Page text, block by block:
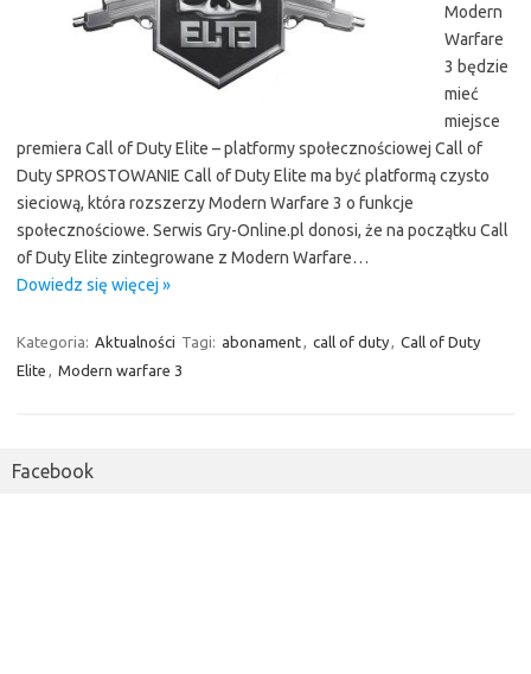
Modern
Warfare
3 będzie
mieć
miejsce
premiera Call of Duty Elite – platformy społecznościowej Call of
Duty SPROSTOWANIE Call of Duty Elite ma być platformą czysto
sieciową, która rozszerzy Modern Warfare 3 o funkcje
społecznościowe. Serwis Gry-Online.pl donosi, że na początku Call
of Duty Elite zintegrowane z Modern Warfare…
Dowiedz się więcej »
Kategoria: Aktualności Tagi: abonament call of duty
Call of Duty
Elite
Modern warfare 3
Facebook